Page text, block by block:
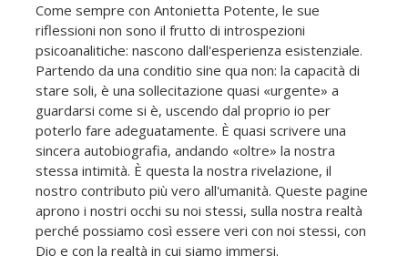
Come sempre con Antonietta Potente, le sue
riflessioni non sono il frutto di introspezioni
psicoanalitiche: nascono dall'esperienza esistenziale.
Partendo da una conditio sine qua non: la capacità di
stare soli, è una sollecitazione quasi «urgente» a
guardarsi come si è, uscendo dal proprio io per
poterlo fare adeguatamente. È quasi scrivere una
sincera autobiografia, andando «oltre» la nostra
stessa intimità. È questa la nostra rivelazione, il
nostro contributo più vero all'umanità. Queste pagine
aprono i nostri occhi su noi stessi, sulla nostra realtà
perché possiamo così essere veri con noi stessi, con
Dio e con la realtà in cui siamo immersi.